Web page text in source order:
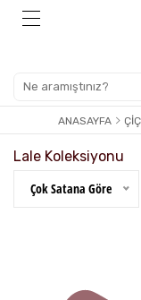
ANASAYFA
Lale Koleksiyonu
Çok Satana Göre